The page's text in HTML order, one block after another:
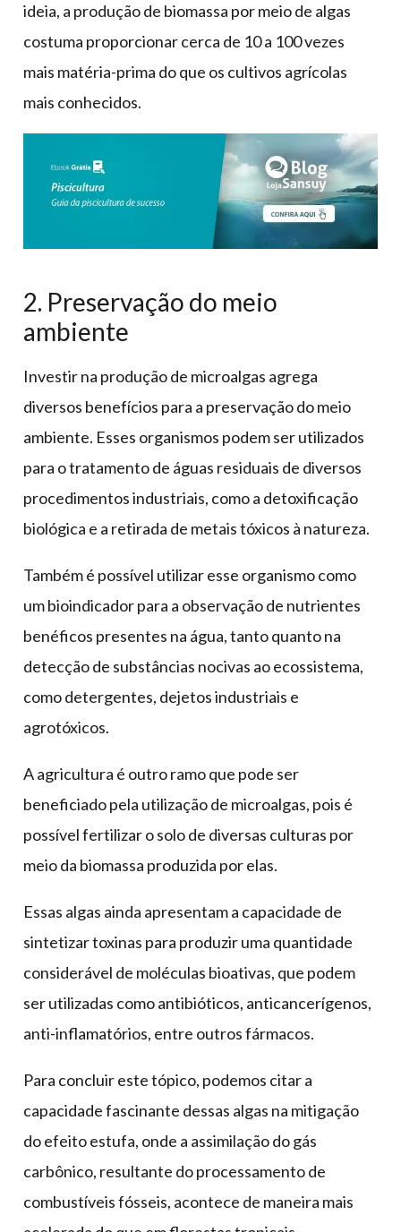
ideia, a produção de biomassa por meio de algas
costuma proporcionar cerca de 10 a 100 vezes
mais matéria-prima do que os cultivos agrícolas
mais conhecidos.
2. Preservação do meio
ambiente
Investir na produção de microalgas agrega
diversos benefícios para a preservação do meio
ambiente. Esses organismos podem ser utilizados
para o tratamento de águas residuais de diversos
procedimentos industriais, como a detoxificação
biológica e a retirada de metais tóxicos à natureza.
Também é possível utilizar esse organismo como
um bioindicador para a observação de nutrientes
benéficos presentes na água, tanto quanto na
detecção de substâncias nocivas ao ecossistema,
como detergentes, dejetos industriais e
agrotóxicos.
A agricultura é outro ramo que pode ser
beneficiado pela utilização de microalgas, pois é
possível fertilizar o solo de diversas culturas por
meio da biomassa produzida por elas.
Essas algas ainda apresentam a capacidade de
sintetizar toxinas para produzir uma quantidade
considerável de moléculas bioativas, que podem
ser utilizadas como antibióticos, anticancerígenos,
anti-inflamatórios, entre outros fármacos.
Para concluir este tópico, podemos citar a
capacidade fascinante dessas algas na mitigação
do efeito estufa, onde a assimilação do gás
carbônico, resultante do processamento de
combustíveis fósseis, acontece de maneira mais